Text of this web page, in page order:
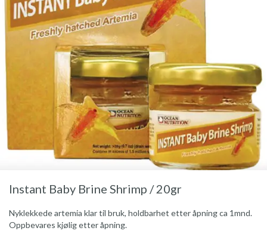
Instant Baby Brine Shrimp / 20gr
Nyklekkede artemia klar til bruk, holdbarhet etter åpning ca 1mnd.
Oppbevares kjølig etter åpning.